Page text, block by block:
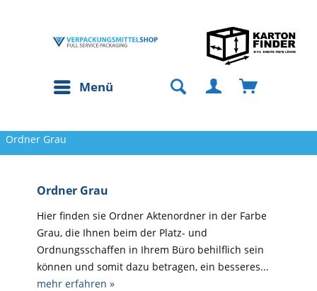
Menü
Ordner Grau
Ordner Grau
Hier finden sie Ordner Aktenordner in der Farbe
Grau, die Ihnen beim der Platz- und
Ordnungsschaffen in Ihrem Büro behilflich sein
können und somit dazu betragen, ein besseres...
mehr erfahren »